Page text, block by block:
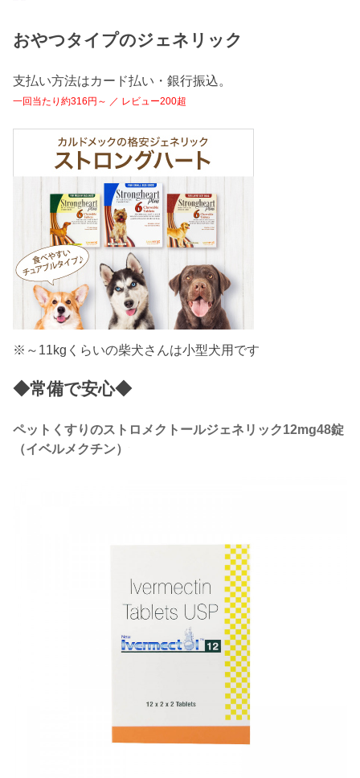
おやつタイプのジェネリック
支払い方法はカード払い・銀行振込。
一回当たり約316円～ ／ レビュー200超
※～11kgくらいの柴犬さんは小型犬用です
◆常備で安心◆
ペットくすりのストロメクトールジェネリック12mg48錠
（イベルメクチン）